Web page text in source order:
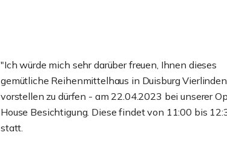
"Ich würde mich sehr darüber freuen, Ihnen dieses
gemütliche Reihenmittelhaus in Duisburg Vierlinden
vorstellen zu dürfen - am 22.04.2023 bei unserer
House Besichtigung. Diese findet von 11:00 bis
statt.